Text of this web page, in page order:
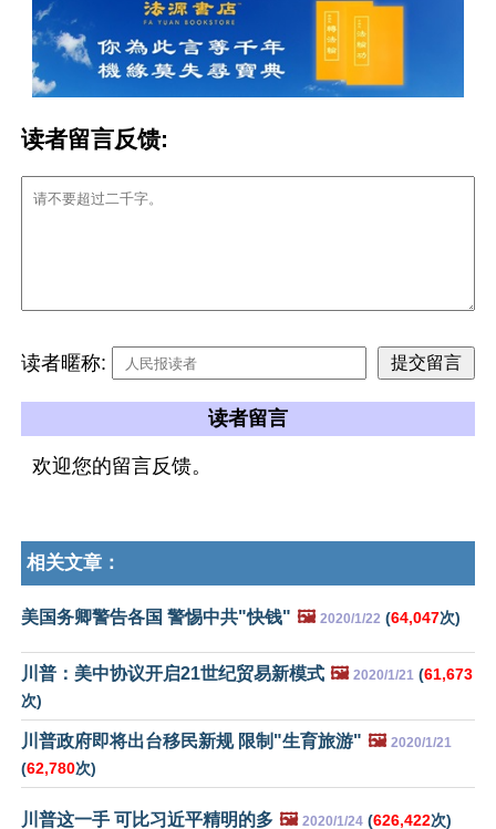
读者留言反馈:
读者暱称:
读者留言
欢迎您的留言反馈。
相关文章：
美国务卿警告各国 警惕中共"快钱" 🖼️ 2020/1/22 (64,047次)
川普：美中协议开启21世纪贸易新模式 🖼️ 2020/1/21 (61,673
次)
川普政府即将出台移民新规 限制"生育旅游" 🖼️ 2020/1/21
(62,780次)
川普这一手 可比习近平精明的多 🖼️ 2020/1/24 (626,422次)